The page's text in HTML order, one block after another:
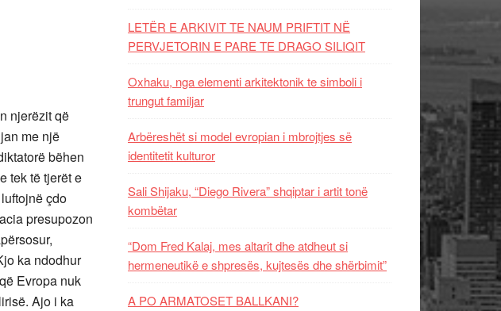
njerëzit që
me një
bëhen
tek të tjerët e
çdo
presupozon
ka ndodhur
Evropa nuk
Ajo i ka
LETËR E ARKIVIT TE NAUM PRIFTIT NË
PERVJETORIN E PARE TE DRAGO SILIQIT
Oxhaku, nga elementi arkitektonik te simboli i
trungut familjar
Arbëreshët si model evropian i mbrojtjes së
identitetit kulturor
Sali Shijaku, “Diego Rivera” shqiptar i artit tonë
kombëtar
“Dom Fred Kalaj, mes altarit dhe atdheut si
hermeneutikë e shpresës, kujtesës dhe shërbimit”
A PO ARMATOSET BALLKANI?